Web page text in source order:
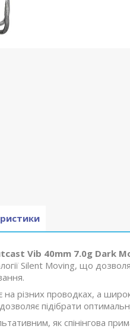
Vib 40mm 7.0g Dark
Silent Moving, що
різних проводках, а
підібрати
як спінінгова